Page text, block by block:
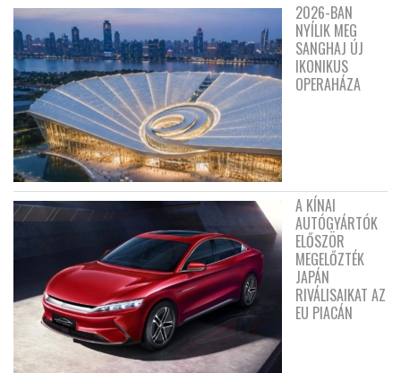
2026-BAN
NYÍLIK MEG
SANGHAJ ÚJ
IKONIKUS
OPERAHÁZA
A KÍNAI
AUTÓGYÁRTÓK
ELŐSZÖR
MEGELŐZTÉK
JAPÁN
RIVÁLISAIKAT AZ
EU PIACÁN